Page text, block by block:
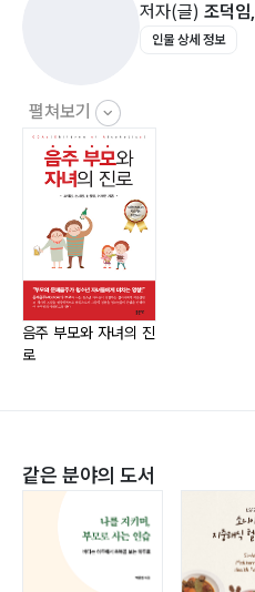
| 02 문제음주자의 청소년
3) 행동적 특성
4) 세대 전수의 특성
Part. 04 부모의 문제음주와
…… 49
| 01 문제음주가 청소년의
향 ……… 50
1) 심리사회적 적응의 의미
2) 내재화 문제
1) COAs의 성별 차이에 따른
2) COAs의 연령에 따른 적응
3) COAs의 정신건강과 사회
4) COAs의 동반의존성
저자(글) 조덕임
인물 상세 정보
펼쳐보기
음주 부모와 자녀의 진
로
같은 분야의 도서